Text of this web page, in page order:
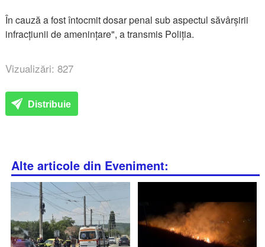
În cauză a fost întocmit dosar penal sub aspectul săvârșirii
infracțiunii de amenințare", a transmis Poliția.
Vizualizări: 827
Distribuie
Alte articole din Eveniment: